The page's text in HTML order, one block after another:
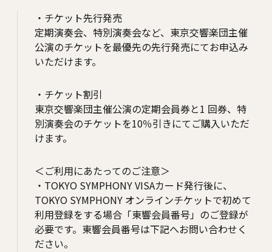
・チケット先⾏発売
定期演奏会、特別演奏会など、東京交響楽団主催
公演のチケットを最優先の先⾏発売にてお申込み
いただけます。
・チケット割引
東京交響楽団主催公演の定期会員券と1 回券、特
別演奏会のチケットを10％引きにてご購⼊いただ
けます。
＜ご利⽤にあたってのご注意＞
・TOKYO SYMPHONY VISAカード発⾏後に、
TOKYO SYMPHONY オンラインチケットで初めて
利⽤登録をする場合「東響会員番号」のご登録が
必要です。東響会員番号は下記へお問い合わせく
ださい。